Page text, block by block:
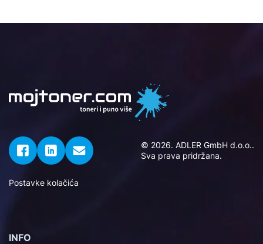
© 2026. ADLER GmbH d.o.o..
Sva prava pridržana.
Postavke kolačića
INFO